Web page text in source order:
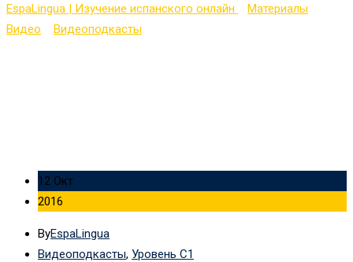
EspaLingua | Изучение испанского онлайн Материалы
Видео
Видеоподкасты
12 Окт
2016
ByEspaLingua
Видеоподкасты, Уровень C1